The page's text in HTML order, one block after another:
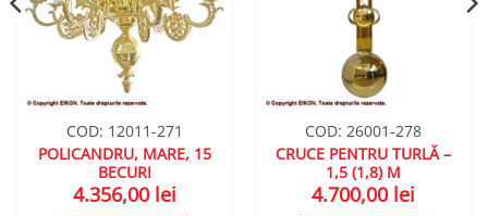
COD: 12011-271
POLICANDRU, MARE, 15
BECURI
4.356,00 lei
COD: 26001-278
CRUCE PENTRU TURLĂ –
1,5 (1,8) M
4.700,00 lei